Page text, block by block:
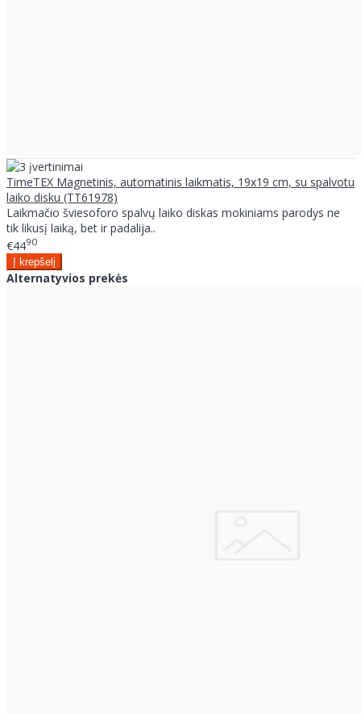
TimeTEX Magnetinis, automatinis laikmatis, 19x19 cm, su spalvotu
laiko disku (TT61978)
Laikmačio šviesoforo spalvų laiko diskas mokiniams parodys ne
tik likusį laiką, bet ir padalija..
€4490
Alternatyvios prekės